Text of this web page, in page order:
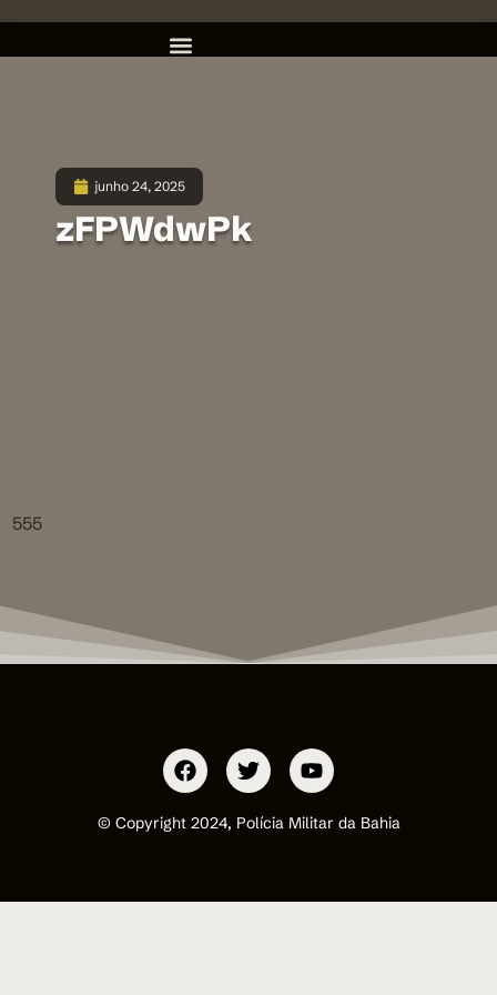
junho 24, 2025
zFPWdwPk
555
© Copyright 2024, Polícia Militar da Bahia